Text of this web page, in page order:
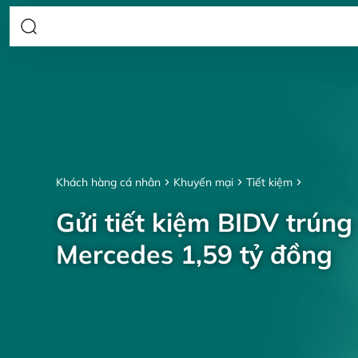
Khách hàng cá nhân Khuyến mại Tiết kiệm
Gửi tiết kiệm BIDV
Mercedes 1,59 tỷ đồng